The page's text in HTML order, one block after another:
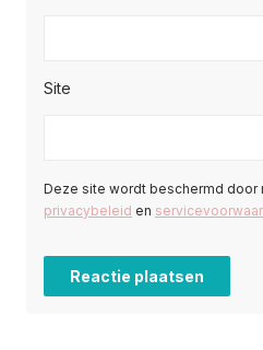
Site
Deze site wordt beschermd door
privacybeleid en